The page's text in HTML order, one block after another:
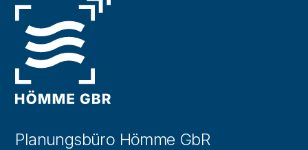
Planungsbüro Hömme GbR